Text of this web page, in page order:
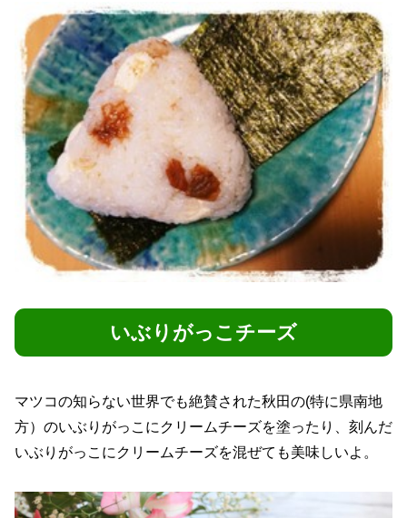
いぶりがっこチーズ
マツコの知らない世界でも絶賛された秋田の(特に県南地
方）のいぶりがっこにクリームチーズを塗ったり、刻んだ
いぶりがっこにクリームチーズを混ぜても美味しいよ。